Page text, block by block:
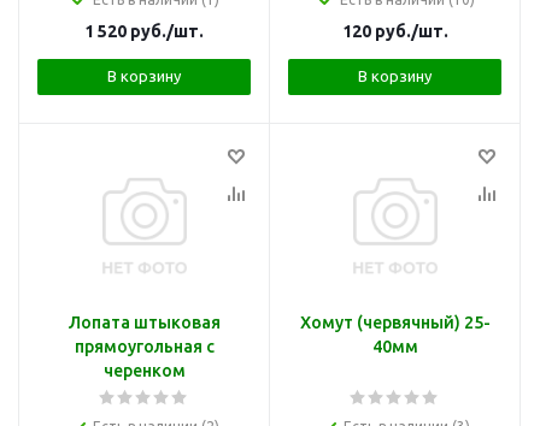
1 520 руб./шт.
В корзину
120руб./шт.
В корзину
Лопата штыковая
прямоугольная с
черенком
Хомут (червячный) 25-
40мм